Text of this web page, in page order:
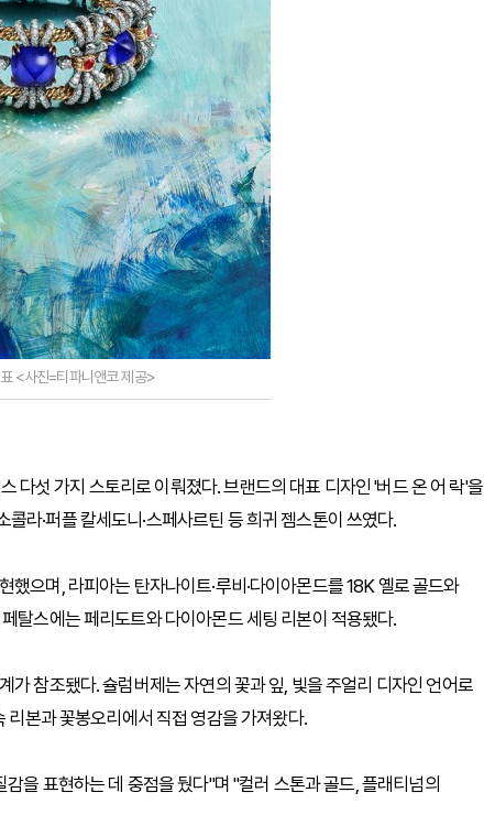
<사진=티파니앤코 제공>
다섯 가지 스토리로 이뤄졌다. 브랜드의 대표 디자인 '버드 온 어 락'을
라·퍼플 칼세도니·스페사르틴 등 희귀 젬스톤이 쓰였다.
으며, 라피아는 탄자나이트·루비·다이아몬드를 18K 옐로 골드와
탈스에는 페리도트와 다이아몬드 세팅 리본이 적용됐다.
참조됐다. 슐럼버제는 자연의 꽃과 잎, 빛을 주얼리 디자인 언어로
본과 꽃봉오리에서 직접 영감을 가져왔다.
을 표현하는 데 중점을 뒀다"며 "컬러 스톤과 골드, 플래티넘의